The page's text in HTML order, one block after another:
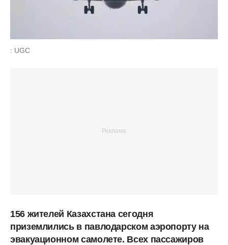
: UGC
156 жителей Казахстана сегодня
приземлились в павлодарском аэропорту на
эвакуационном самолете. Всех пассажиров